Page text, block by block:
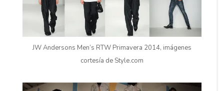
JW Andersons Men’s RTW Primavera 2014, imágenes
cortesía de Style.com